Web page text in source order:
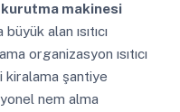
makinesi
alan ısıtıcı
organizasyon ısıtıcı
kiralama şantiye
nem alma